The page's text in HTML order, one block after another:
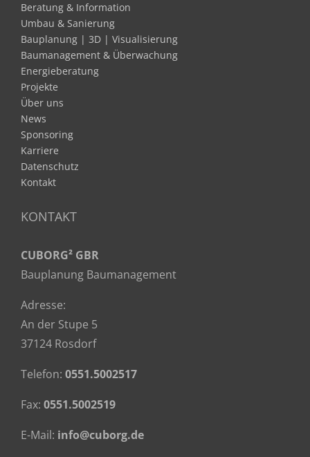
Beratung & Information
Umbau & Sanierung
Bauplanung | 3D | Visualisierung
Baumanagement & Überwachung
Energieberatung
Projekte
Über uns
News
Sponsoring
Karriere
Datenschutz
Kontakt
KONTAKT
CUBORG² GBR
Bauplanung Baumanagement
Adresse:
An der Stupe 5
37124 Rosdorf
Telefon: 0551.5002517
Fax: 0551.5002519
E-Mail: info@cuborg.de